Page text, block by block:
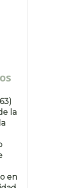
la
en